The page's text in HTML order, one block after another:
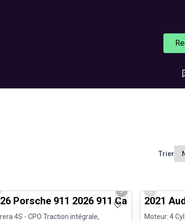
Trier
B&O Carplay
slide Next slide
Porsche 911 2026 911 Carrera 4S -
4S - CPO Traction intégrale,
Previous
2021
Moteur: 4